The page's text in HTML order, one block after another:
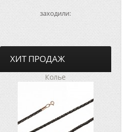
заходили:
ХИТ ПРОДАЖ
Колье